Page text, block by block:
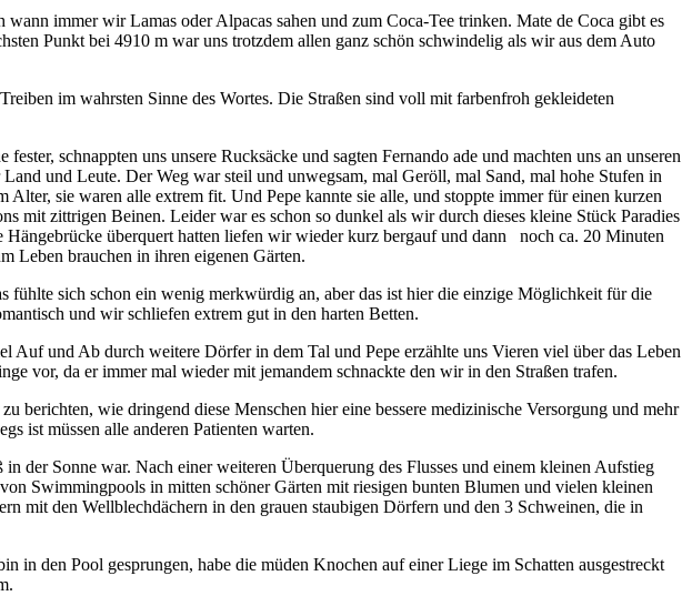
immer wir Lamas oder Alpacas sahen und zum Coca-Tee trinken. Mate de Coca gibt es
Punkt bei 4910 m war uns trotzdem allen ganz schön schwindelig als wir aus dem Auto
im wahrsten Sinne des Wortes. Die Straßen sind voll mit farbenfroh gekleideten
schnappten uns unsere Rucksäcke und sagten Fernando ade und machten uns an unseren
und Leute. Der Weg war steil und unwegsam, mal Geröll, mal Sand, mal hohe Stufen in
sie waren alle extrem fit. Und Pepe kannte sie alle, und stoppte immer für einen kurzen
mit zittrigen Beinen. Leider war es schon so dunkel als wir durch dieses kleine Stück Paradies
überquert hatten liefen wir wieder kurz bergauf und dann noch ca. 20 Minuten
Leben brauchen in ihren eigenen Gärten.
sich schon ein wenig merkwürdig an, aber das ist hier die einzige Möglichkeit für die
und wir schliefen extrem gut in den harten Betten.
und Ab durch weitere Dörfer in dem Tal und Pepe erzählte uns Vieren viel über das Leben
vor, da er immer mal wieder mit jemandem schnackte den wir in den Straßen trafen.
berichten, wie dringend diese Menschen hier eine bessere medizinische Versorgung und mehr
ist müssen alle anderen Patienten warten.
der Sonne war. Nach einer weiteren Überquerung des Flusses und einem kleinen Aufstieg
Swimmingpools in mitten schöner Gärten mit riesigen bunten Blumen und vielen kleinen
mit den Wellblechdächern in den grauen staubigen Dörfern und den 3 Schweinen, die in
den Pool gesprungen, habe die müden Knochen auf einer Liege im Schatten ausgestreckt